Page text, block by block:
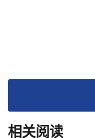
相关阅读